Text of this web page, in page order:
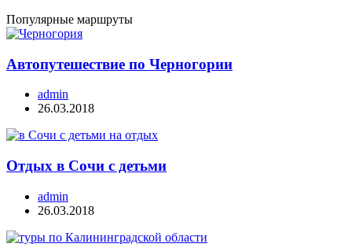
Популярные маршруты
Автопутешествие по Черногории
admin
26.03.2018
Отдых в Сочи с детьми
admin
26.03.2018